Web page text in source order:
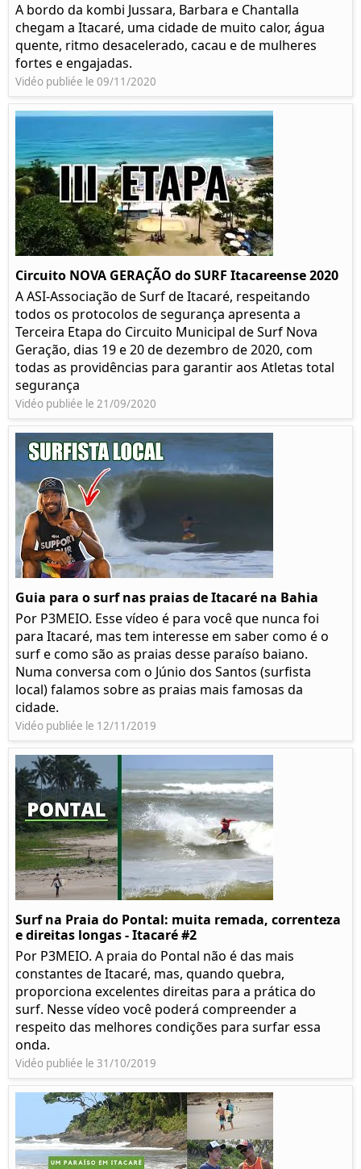
A bordo da kombi Jussara, Barbara e Chantalla
chegam a Itacaré, uma cidade de muito calor, água
quente, ritmo desacelerado, cacau e de mulheres
fortes e engajadas.
Vidéo publiée le 09/11/2020
Circuito NOVA GERAÇÃO do SURF Itacareense 2020
A ASI-Associação de Surf de Itacaré, respeitando
todos os protocolos de segurança apresenta a
Terceira Etapa do Circuito Municipal de Surf Nova
Geração, dias 19 e 20 de dezembro de 2020, com
todas as providências para garantir aos Atletas total
segurança
Vidéo publiée le 21/09/2020
Guia para o surf nas praias de Itacaré na Bahia
Por P3MEIO. Esse vídeo é para você que nunca foi
para Itacaré, mas tem interesse em saber como é o
surf e como são as praias desse paraíso baiano.
Numa conversa com o Júnio dos Santos (surfista
local) falamos sobre as praias mais famosas da
cidade.
Vidéo publiée le 12/11/2019
Surf na Praia do Pontal: muita remada, correnteza
e direitas longas - Itacaré #2
Por P3MEIO. A praia do Pontal não é das mais
constantes de Itacaré, mas, quando quebra,
proporciona excelentes direitas para a prática do
surf. Nesse vídeo você poderá compreender a
respeito das melhores condições para surfar essa
onda.
Vidéo publiée le 31/10/2019